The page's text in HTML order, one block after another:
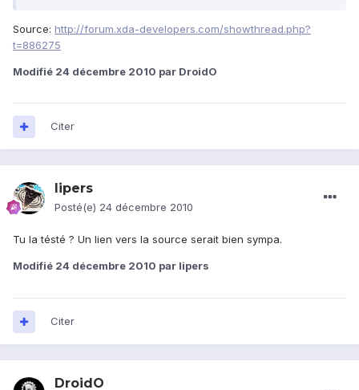
Source: http://forum.xda-developers.com/showthread.php?
t=886275
Modifié 24 décembre 2010 par DroidO
Citer
lipers
Posté(e) 24 décembre 2010
Tu la tésté ? Un lien vers la source serait bien sympa.
Modifié 24 décembre 2010 par lipers
Citer
DroidO